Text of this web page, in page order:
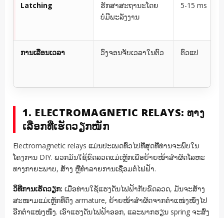
Latching
ຮັກສາສະຖານະໂດຍ
ບໍ່ມີພະລັງງານ
5-15 ms
ການເລື່ອນເວລາ ວົງຈອນຈັບເວລາໃນຕົວ ຕົວແປ
1. ELECTROMAGNETIC RELAYS: ທາງ
ເລືອກທີ່ເຮັດວຽກໜັກ
Electromagnetic relays ແມ່ນປະເພດທົ່ວໄປທີ່ສຸດທີ່ທ່ານຈະພົບໃນ
ໂຄງການ DIY. ພວກມັນໃຊ້ຂົດລວດແມ່ເຫຼັກເພື່ອຍ້າຍໜ້າສຳຜັດໂລຫະ
ທາງກາຍະພາບ, ສ້າງ ຫຼືທຳລາຍການເຊື່ອມຕໍ່ໄຟຟ້າ.
ວິທີການເຮັດວຽກ: ເມື່ອທ່ານໃຊ້ແຮງດັນໄຟຟ້າກັບຂົດລວດ, ມັນຈະສ້າງ
ສະໜາມແມ່ເຫຼັກທີ່ດຶງ armature, ຍ້າຍໜ້າສຳຜັດຈາກຕຳແໜ່ງໜຶ່ງໄປ
ອີກຕຳແໜ່ງໜຶ່ງ. ເອົາແຮງດັນໄຟຟ້າອອກ, ແລະພາກຮຽນ spring ຈະສົ່ງ